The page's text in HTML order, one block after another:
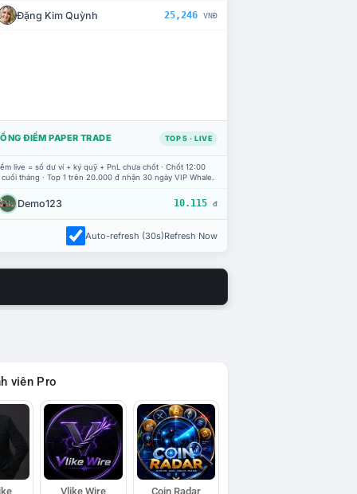
Đặng Kim Quỳnh 25,246 VNĐ
ĐIỂM PAPER TRADE TOP 5 · LIVE
live = số dư ví + ký quỹ + PnL chưa chốt · Chốt 12:00
tháng · Top 1 trên 20.000 đ nhận 30 ngày VIP Whale.
Demo123 10.115 đ
Auto-refresh (30s)Refresh Now
viên Pro
Vlike Wire Coin Radar